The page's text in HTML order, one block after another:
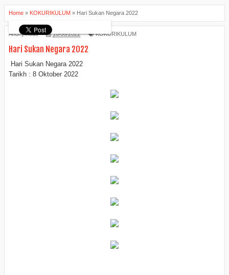
Home » KOKURIKULUM » Hari Sukan Negara 2022
Anonymous 10/08/2022 KOKURIKULUM
Hari Sukan Negara 2022
Hari Sukan Negara 2022
Tarikh : 8 Oktober 2022